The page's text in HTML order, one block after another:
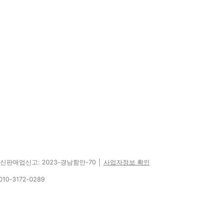
판매업신고: 2023-경남함안-70 │ 사업자정보 확인
3172-0289